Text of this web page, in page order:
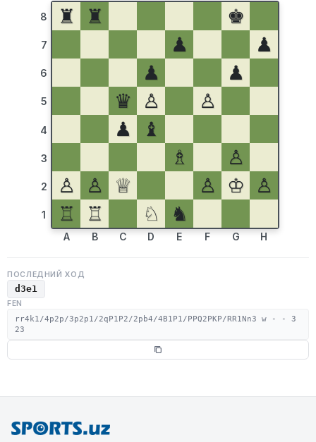
8
7
6
5
4
3
2
1
♜ ♜
♚
♟
♟
♟
♟
♛
♙
♙
♟
♝
♗
♙
♙
♙ ♕ ♙ ♔
♙
♖
♖ ♘ ♞
A B C D E F G H
ПОСЛЕДНИЙ ХОД
d3e1
FEN
rr4k1/4p2p/3p2p1/2qP1P2/2pb4/4B1P1/PPQ2PKP/RR1Nn3 w - - 3
23